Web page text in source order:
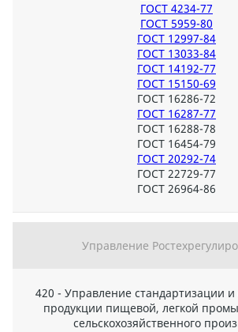
ГОСТ 4234-77
ГОСТ 5959-80
ГОСТ 12997-84
ГОСТ 13033-84
ГОСТ 14192-77
ГОСТ 15150-69
ГОСТ 16286-72
ГОСТ 16287-77
ГОСТ 16288-78
ГОСТ 16454-79
ГОСТ 20292-74
ГОСТ 22729-77
ГОСТ 26964-86
Управление
420 - Управление стандартизации
продукции пищевой, легкой
сельскохозяйственного